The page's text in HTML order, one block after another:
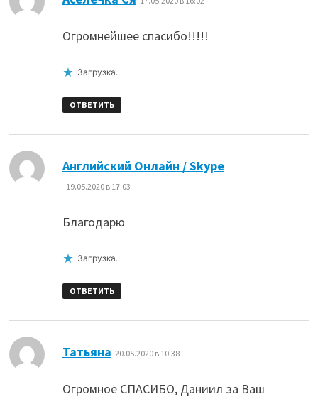
Огромнейшее спасибо!!!!!
Загрузка...
ОТВЕТИТЬ
Английский Онлайн / Skype:
19.05.2020 в 17:03
Благодарю
Загрузка...
ОТВЕТИТЬ
Татьяна 20.05.2020 в 10:38
Огромное СПАСИБО, Даниил за Ваш